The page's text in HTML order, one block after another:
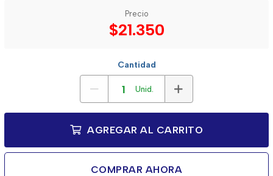
Precio
$21.350
Cantidad
Unid.
AGREGAR AL CARRITO
COMPRAR AHORA